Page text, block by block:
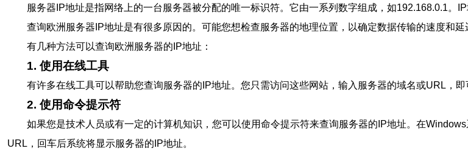
服务器IP地址是指网络上的一台服务器被分配的唯一标识符。它由一系列数字组成，如192.168.0.1。
查询欧洲服务器IP地址是有很多原因的。可能您想检查服务器的地理位置，以确定数据传输的速度和
有几种方法可以查询欧洲服务器的IP地址：
1. 使用在线工具
有许多在线工具可以帮助您查询服务器的IP地址。您只需访问这些网站，输入服务器的域名或URL，即
2. 使用命令提示符
如果您是技术人员或有一定的计算机知识，您可以使用命令提示符来查询服务器的IP地址。在
URL，回车后系统将显示服务器的IP地址。